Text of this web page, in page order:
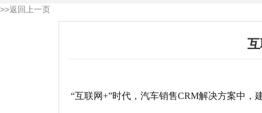
>>返回上一页
“互联网+”时代，汽车销售CRM解决方案中，